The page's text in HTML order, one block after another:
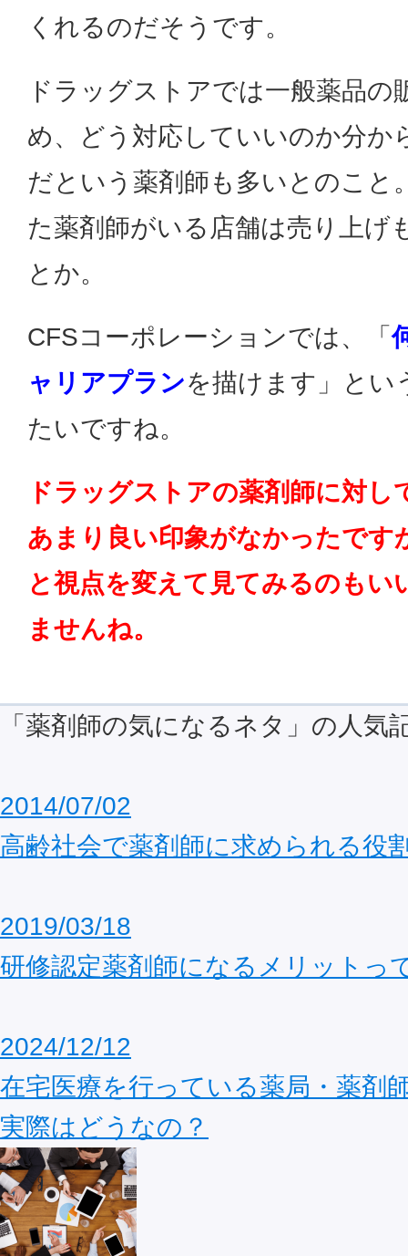
くれるのだそうです。
ドラッグストアでは一般薬品の
め、どう対応していいのか分か
だという薬剤師も多いとのこと
た薬剤師がいる店舗は売り上げ
とか。
CFSコーポレーションでは、「
ャリアプランを描けます」とい
たいですね。
ドラッグストアの薬剤師に対し
あまり良い印象がなかったです
と視点を変えて見てみるのもい
ませんね。
「薬剤師の気になるネタ」の人気
2014/07/02
高齢社会で薬剤師に求められる役
2019/03/18
研修認定薬剤師になるメリットっ
2024/12/12
在宅医療を行っている薬局・薬剤
実際はどうなの？